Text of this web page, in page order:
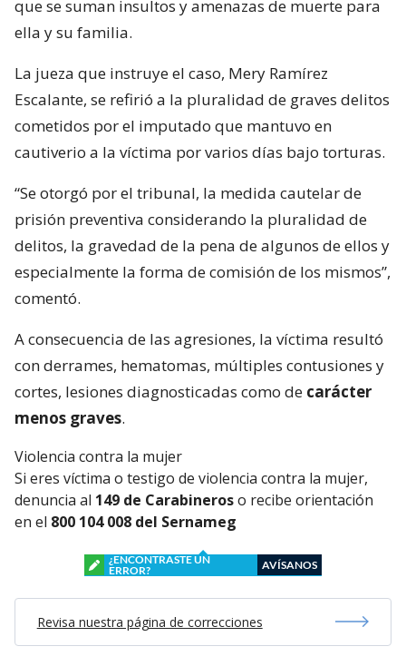
que se suman insultos y amenazas de muerte para
ella y su familia.
La jueza que instruye el caso, Mery Ramírez
Escalante, se refirió a la pluralidad de graves delitos
cometidos por el imputado que mantuvo en
cautiverio a la víctima por varios días bajo torturas.
“Se otorgó por el tribunal, la medida cautelar de
prisión preventiva considerando la pluralidad de
delitos, la gravedad de la pena de algunos de ellos y
especialmente la forma de comisión de los mismos”,
comentó.
A consecuencia de las agresiones, la víctima resultó
con derrames, hematomas, múltiples contusiones y
cortes, lesiones diagnosticadas como de carácter
menos graves.
Violencia contra la mujer
Si eres víctima o testigo de violencia contra la mujer,
denuncia al 149 de Carabineroso recibe orientación
en el 800 104 008 del Sernameg
¿ENCONTRASTE UN
ERROR?
AVÍSANOS
Revisa nuestra página de correcciones